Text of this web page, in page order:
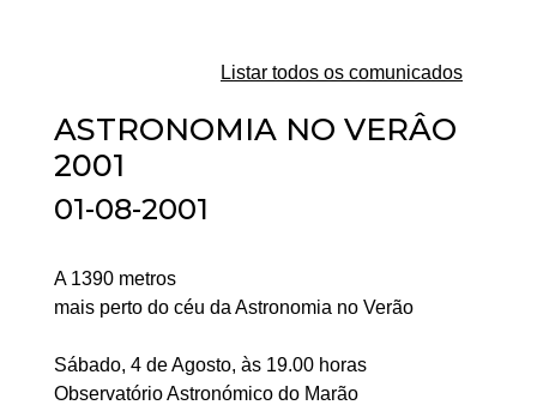
Listar todos os comunicados
ASTRONOMIA NO VERÂO
2001
01-08-2001
A 1390 metros
mais perto do céu da Astronomia no Verão
Sábado, 4 de Agosto, às 19.00 horas
Observatório Astronómico do Marão